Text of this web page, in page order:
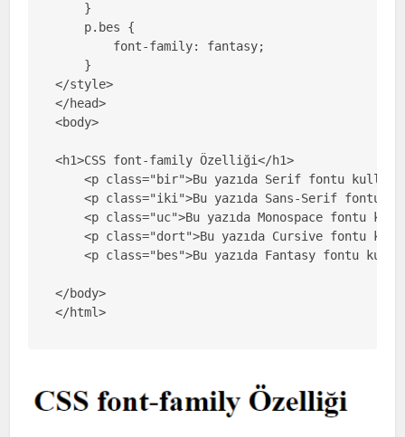
    }
    p.bes {
        font-family: fantasy;
    }
</style>
</head>
<body>
<h1>CSS font-family Özelliği</h1>
<p class="bir">Bu yazıda Serif fontu
<p class="iki">Bu yazıda Sans-Serif fontu
<p class="uc">Bu yazıda Monospace fontu
<p class="dort">Bu yazıda Cursive fontu
<p class="bes">Bu yazıda Fantasy fontu
</body>
</html>